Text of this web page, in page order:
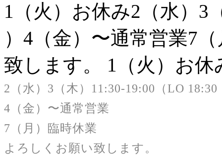
1（火）お休み2（水）3
）4（金）〜通常営業7
致します。
1（火）お休
2（水）3（木）11:30-19:00（LO 18:30
4（金）〜通常営業
7（月）臨時休業
よろしくお願い致します。